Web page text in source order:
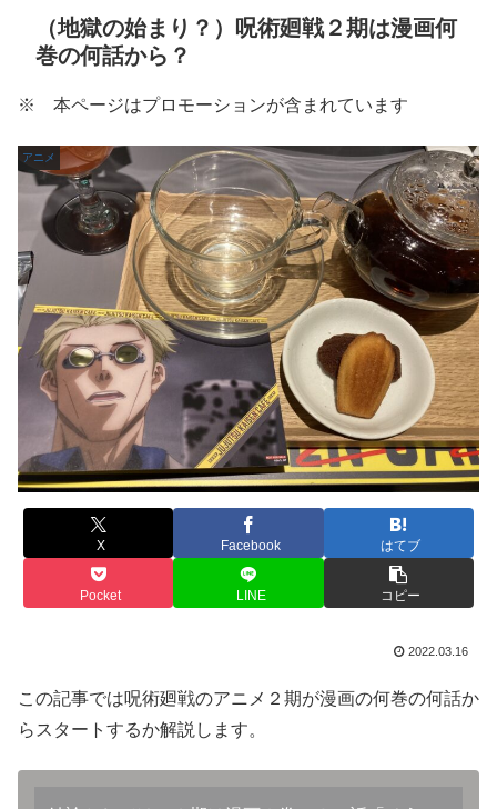
（地獄の始まり？）呪術廻戦２期は漫画何
巻の何話から？
※ 本ページはプロモーションが含まれています
アニメ
X Facebook はてブ
Pocket LINE コピー
2022.03.16
この記事では呪術廻戦のアニメ２期が漫画の何巻の何話か
らスタートするか解説します。